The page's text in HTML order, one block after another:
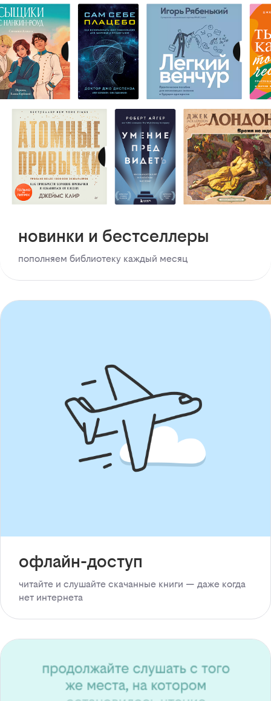
новинки и бестселлеры
пополняем библиотеку каждый месяц
офлайн-доступ
читайте и слушайте скачанные книги — даже когда
нет интернета